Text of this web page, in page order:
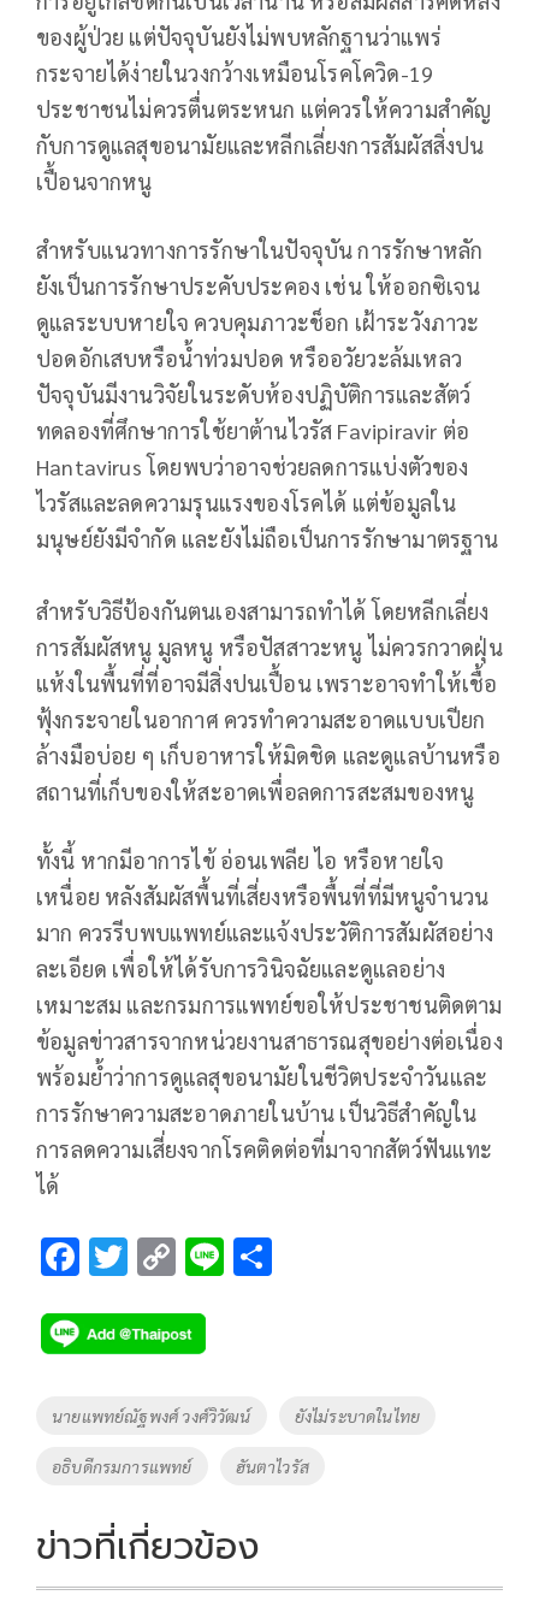
ของผู้ป่วย แต่ปัจจุบันยังไม่พบหลักฐานว่าแพร่
กระจายได้ง่ายในวงกว้างเหมือนโรคโควิด-19
ประชาชนไม่ควรตื่นตระหนก แต่ควรให้ความสำคัญ
กับการดูแลสุขอนามัยและหลีกเลี่ยงการสัมผัสสิ่งปน
เปื้อนจากหนู
สำหรับแนวทางการรักษาในปัจจุบัน การรักษาหลัก
ยังเป็นการรักษาประคับประคอง เช่น ให้ออกซิเจน
ดูแลระบบหายใจ ควบคุมภาวะช็อก เฝ้าระวังภาวะ
ปอดอักเสบหรือน้ำท่วมปอด หรืออวัยวะล้มเหลว
ปัจจุบันมีงานวิจัยในระดับห้องปฏิบัติการและสัตว์
ทดลองที่ศึกษาการใช้ยาต้านไวรัส Favipiravir ต่อ
Hantavirus โดยพบว่าอาจช่วยลดการแบ่งตัวของ
ไวรัสและลดความรุนแรงของโรคได้ แต่ข้อมูลใน
มนุษย์ยังมีจำกัด และยังไม่ถือเป็นการรักษามาตรฐาน
สำหรับวิธีป้องกันตนเองสามารถทำได้ โดยหลีกเลี่ยง
การสัมผัสหนู มูลหนู หรือปัสสาวะหนู ไม่ควรกวาดฝุ่น
แห้งในพื้นที่ที่อาจมีสิ่งปนเปื้อน เพราะอาจทำให้เชื้อ
ฟุ้งกระจายในอากาศ ควรทำความสะอาดแบบเปียก
ล้างมือบ่อย ๆ เก็บอาหารให้มิดชิด และดูแลบ้านหรือ
สถานที่เก็บของให้สะอาดเพื่อลดการสะสมของหนู
ทั้งนี้ หากมีอาการไข้ อ่อนเพลีย ไอ หรือหายใจ
เหนื่อย หลังสัมผัสพื้นที่เสี่ยงหรือพื้นที่ที่มีหนูจำนวน
มาก ควรรีบพบแพทย์และแจ้งประวัติการสัมผัสอย่าง
ละเอียด เพื่อให้ได้รับการวินิจฉัยและดูแลอย่าง
เหมาะสม และกรมการแพทย์ขอให้ประชาชนติดตาม
ข้อมูลข่าวสารจากหน่วยงานสาธารณสุขอย่างต่อเนื่อง
พร้อมย้ำว่าการดูแลสุขอนามัยในชีวิตประจำวันและ
การรักษาความสะอาดภายในบ้าน เป็นวิธีสำคัญใน
การลดความเสี่ยงจากโรคติดต่อที่มาจากสัตว์ฟันแทะ
ได้
F
e
b
o
o
k
T
tt
er
C
p
y
Li
n
k
Li
Tags
นายแพทย์ณัฐพงศ์ วงศ์วิวัฒน์ ยังไม่ระบาดในไทย
อธิบดีกรมการแพทย์ ฮันตาไวรัส
ข่าวที่เกี่ยวข้อง